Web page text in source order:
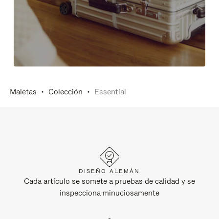
Maletas Colección Essential
DISEÑO ALEMÁN
Cada artículo se somete a pruebas de calidad y se
inspecciona minuciosamente